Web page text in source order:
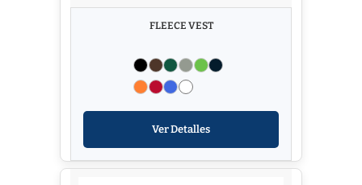
FLEECE VEST
Ver Detalles